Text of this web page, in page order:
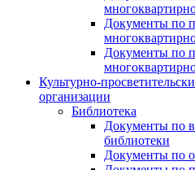
Документы по
Документы по
Культурно-
организации
Библиотека
Документы по
библиотеки
Документы по